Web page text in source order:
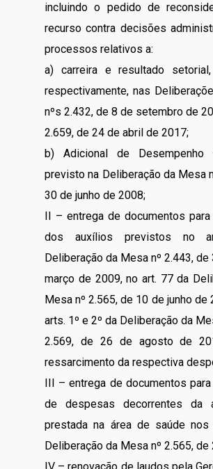
incluindo o pedido de
recurso contra decisões
processos relativos a:
a) carreira e resultado
respectivamente, nas
nºs 2.432, de 8 de setembro de
2.659, de 24 de abril de 2017;
b) Adicional de
previsto na Deliberação da Mesa
30 de junho de 2008;
II – entrega de documentos
dos auxílios previstos no
Deliberação da Mesa nº 2.443, de
março de 2009, no art. 77 da
Mesa nº 2.565, de 10 de junho de
arts. 1º e 2º da Deliberação da
2.569, de 26 de agosto de
ressarcimento da respectiva
III – entrega de documentos
de despesas decorrentes da
prestada na área de saúde
Deliberação da Mesa nº 2.565, de